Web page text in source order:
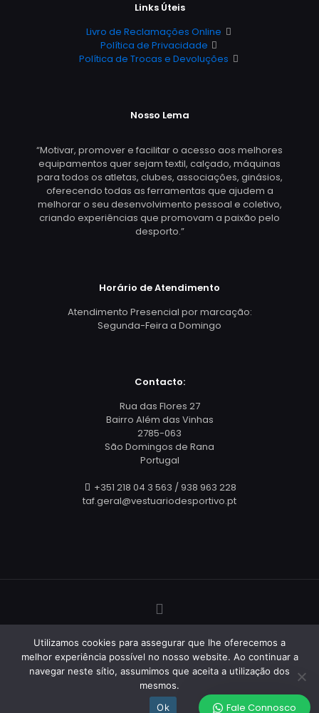
Links Úteis
Livro de Reclamações Online
Política de Privacidade
Política de Trocas e Devoluções
Nosso Lema
“Motivar, promover e facilitar o acesso aos melhores
equipamentos quer sejam textil, calçado, máquinas
para todos os atletas, clubes, associações, ginásios,
oferecendo todas as ferramentas que ajudem a
melhorar o seu desenvolvimento pessoal e coletivo,
criando experiências que promovam a paixão pelo
desporto.”
Horário de Atendimento
Atendimento Presencial por marcação:
Segunda-Feira a Domingo
Contacto:
Rua das Flores 27
Bairro Além das Vinhas
2785-063
São Domingos de Rana
Portugal
+351 218 04 3 563 / 938 963 228
taf.geral@vestuariodesportivo.pt
© Todos os Direitos Reservados - 2025TAF Vestuário
Desportivo| Criado porWebis.pt
Fale Connosco
Utilizamos cookies para assegurar que lhe oferecemos a
melhor experiência possível no nosso website. Ao continuar a
navegar neste sítio, assumimos que aceita a utilização dos
mesmos.
Ok